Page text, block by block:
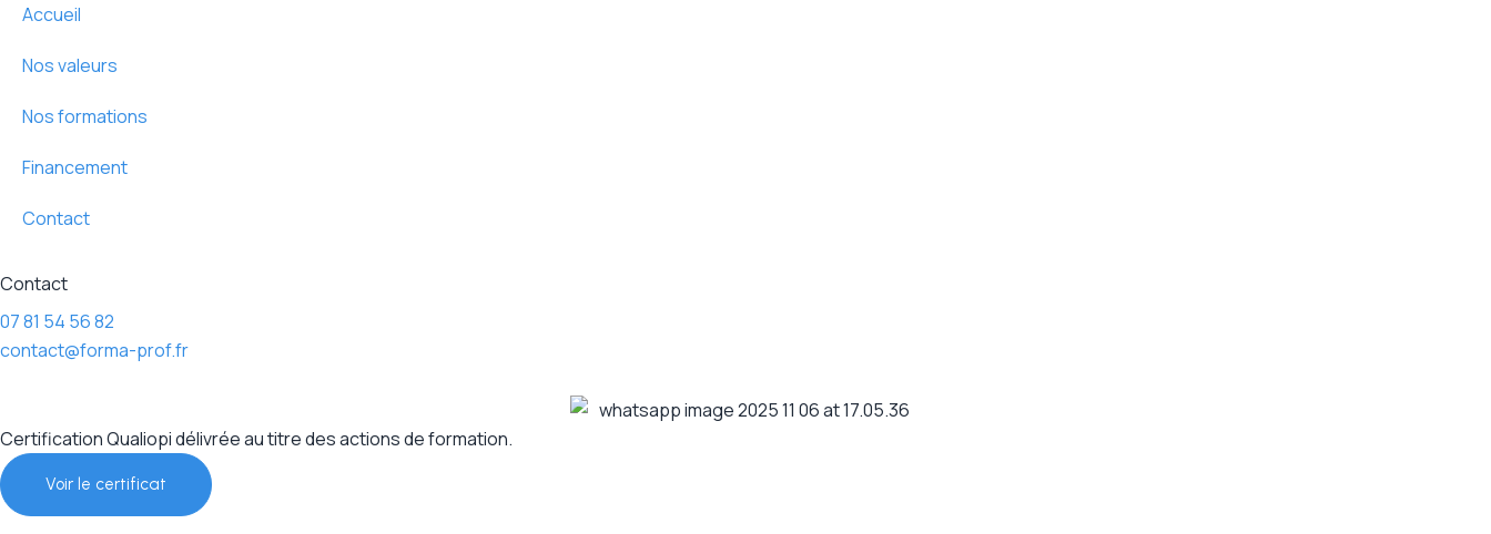
o
o
k
-
f
m
Accueil
Nos valeurs
Nos formations
Financement
Contact
Contact
07 81 54 56 82
contact@forma-prof.fr
Certification Qualiopi délivrée au titre des actions de formation.
Voir le certificat